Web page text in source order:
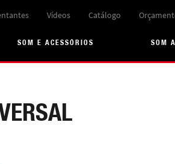
Vídeos Catálogo
SOM E ACESSÓRIOS SOM